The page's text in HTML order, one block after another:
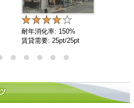
耐年消化率: 150%
賃貸需要: 25pt/25pt